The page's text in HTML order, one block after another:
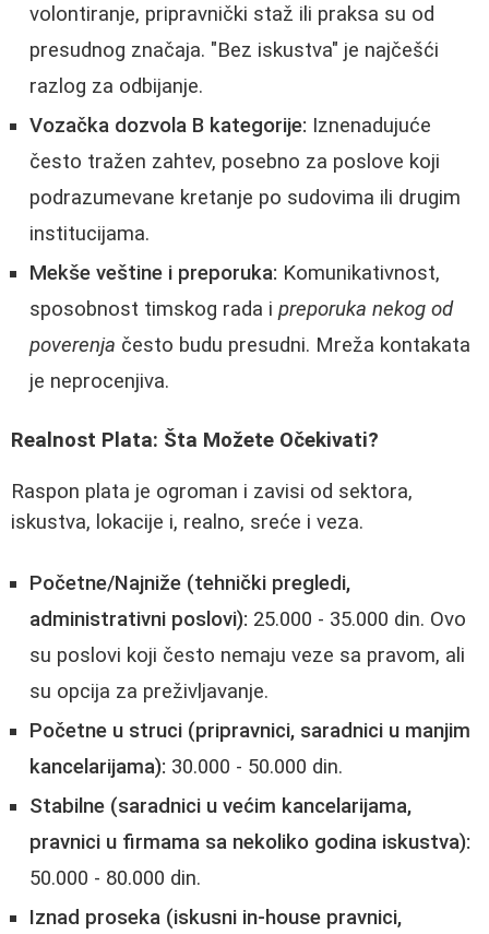
volontiranje, pripravnički staž ili praksa su od
presudnog značaja. "Bez iskustva" je najčešći
razlog za odbijanje.
Vozаčka dozvola B kategorije: Iznenadujuće
često tražen zahtev, posebno za poslove koji
podrazumevane kretanje po sudovima ili drugim
institucijama.
Mekše veštine i preporuka: Komunikativnost,
sposobnost timskog rada i preporuka nekog od
poverenja često budu presudni. Mreža kontakata
je neprocenjiva.
Realnost Plata: Šta Možete Očekivati?
Raspon plata je ogroman i zavisi od sektora,
iskustva, lokacije i, realno, sreće i veza.
Početne/Najniže (tehnički pregledi,
administrativni poslovi): 25.000 - 35.000 din. Ovo
su poslovi koji često nemaju veze sa pravom, ali
su opcija za preživljavanje.
Početne u struci (pripravnici, saradnici u manjim
kancelarijama): 30.000 - 50.000 din.
Stabilne (saradnici u većim kancelarijama,
pravnici u firmama sa nekoliko godina iskustva):
50.000 - 80.000 din.
Iznad proseka (iskusni in-house pravnici,